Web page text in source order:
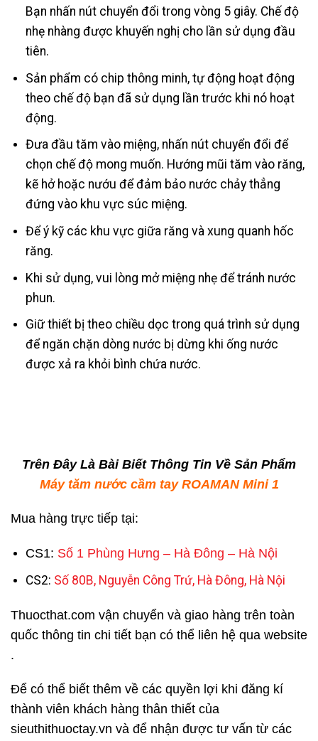
Bạn nhấn nút chuyển đổi trong vòng 5 giây. Chế độ
nhẹ nhàng được khuyến nghị cho lần sử dụng đầu
tiên.
Sản phẩm có chip thông minh, tự động hoạt động
theo chế độ bạn đã sử dụng lần trước khi nó hoạt
động.
Đưa đầu tăm vào miệng, nhấn nút chuyển đổi để
chọn chế độ mong muốn. Hướng mũi tăm vào răng,
kẽ hở hoặc nướu để đảm bảo nước chảy thẳng
đứng vào khu vực súc miệng.
Để ý kỹ các khu vực giữa răng và xung quanh hốc
răng.
Khi sử dụng, vui lòng mở miệng nhẹ để tránh nước
phun.
Giữ thiết bị theo chiều dọc trong quá trình sử dụng
để ngăn chặn dòng nước bị dừng khi ống nước
được xả ra khỏi bình chứa nước.
Trên Đây Là Bài Biết Thông Tin Về Sản Phẩm
Máy tăm nước cầm tay ROAMAN Mini 1
Mua hàng trực tiếp tại:
CS1: Số 1 Phùng Hưng – Hà Đông – Hà Nội
CS2: Số 80B, Nguyễn Công Trứ, Hà Đông, Hà Nội
Thuocthat.com vận chuyển và giao hàng trên toàn
quốc thông tin chi tiết bạn có thể liên hệ qua website
.
Để có thể biết thêm về các quyền lợi khi đăng kí
thành viên khách hàng thân thiết của
sieuthithuoctay.vn và để nhận được tư vấn từ các